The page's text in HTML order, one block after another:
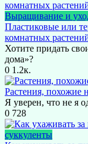
Выращивание и
Пластиковые или
комнатных
Хотите придать
дома»?
0 1.2к.
Растения, похожие
Я уверен, что не я
0 728
суккуленты